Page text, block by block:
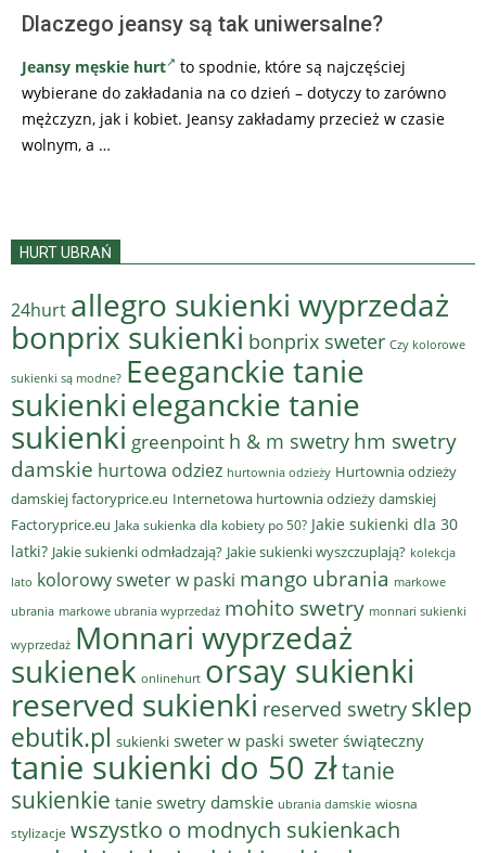
Dlaczego jeansy są tak uniwersalne?
Jeansy męskie hurt
to spodnie, które są najczęściej
wybierane do zakładania na co dzień – dotyczy to zarówno
mężczyzn, jak i kobiet. Jeansy zakładamy przecież w czasie
wolnym, a …
HURT UBRAŃ
24hurt allegro sukienki wyprzedaż
bonprix sukienki bonprix sweter Czy kolorowe
sukienki są modne? Eeeganckie tanie
sukienkieleganckie tanie
sukienki greenpoint h & m swetry hm swetry
damskie hurtowa odziez hurtownia odzieży Hurtownia odzieży
damskiej factoryprice.eu Internetowa hurtownia odzieży damskiej
Factoryprice.eu Jaka sukienka dla kobiety po 50? Jakie sukienki dla 30
latki? Jakie sukienki odmładzają? Jakie sukienki wyszczuplają? kolekcja
lato kolorowy sweter w paski mango ubrania markowe
ubrania markowe ubrania wyprzedaż mohito swetry monnari sukienki
wyprzedaż Monnari wyprzedaż
sukienek onlinehurt orsay sukienki
reserved sukienki reserved swetry sklep
ebutik.pl sukienki sweter w paski sweter świąteczny
tanie sukienki do 50 złtanie
sukienkie tanie swetry damskie ubrania damskie wiosna
stylizacje wszystko o modnych sukienkach